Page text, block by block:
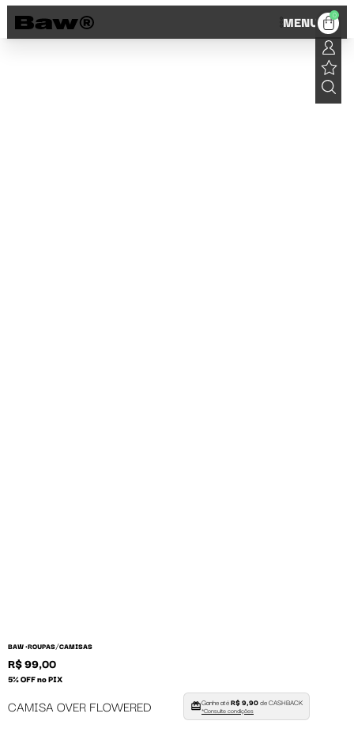
MENU 0
BAW •ROUPAS/CAMISAS
R$ 99,00
5% OFF no PIX
CAMISA OVER FLOWERED Ganhe atéR$ 9,90de CASHBACK
*Consulte condições